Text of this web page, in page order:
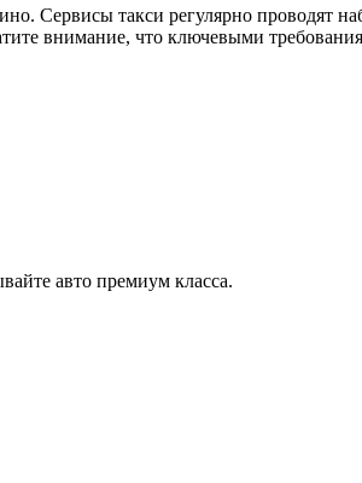
Сервисы такси регулярно проводят
внимание, что ключевыми
авто премиум класса.